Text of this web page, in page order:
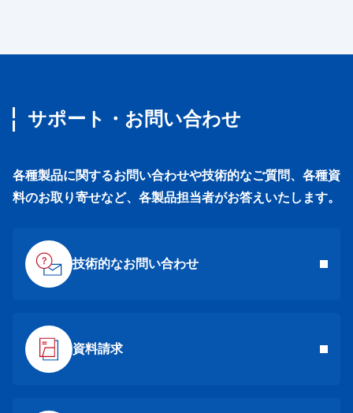
サポート・お問い合わせ
各種製品に関するお問い合わせや技術的なご質問、各種資
料のお取り寄せなど、各製品担当者がお答えいたします。
技術的なお問い合わせ
資料請求